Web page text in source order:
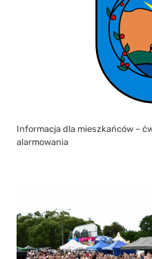
Informacja dla mieszkańców –
alarmowania